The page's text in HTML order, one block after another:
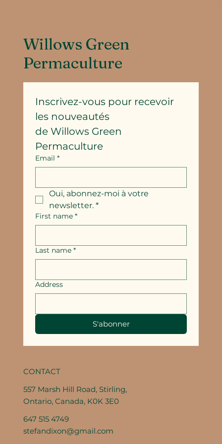
Willows Green
Permaculture
Inscrivez-vous pour recevoir
les nouveautés
de Willows Green
Permaculture
Email *
Oui, abonnez-moi à votre
newsletter. *
First name *
Last name *
Address
S'abonner
CONTACT
557 Marsh Hill Road, Stirling,
Ontario, Canada, K0K 3E0
647 515 4749
stefandixon@gmail.com